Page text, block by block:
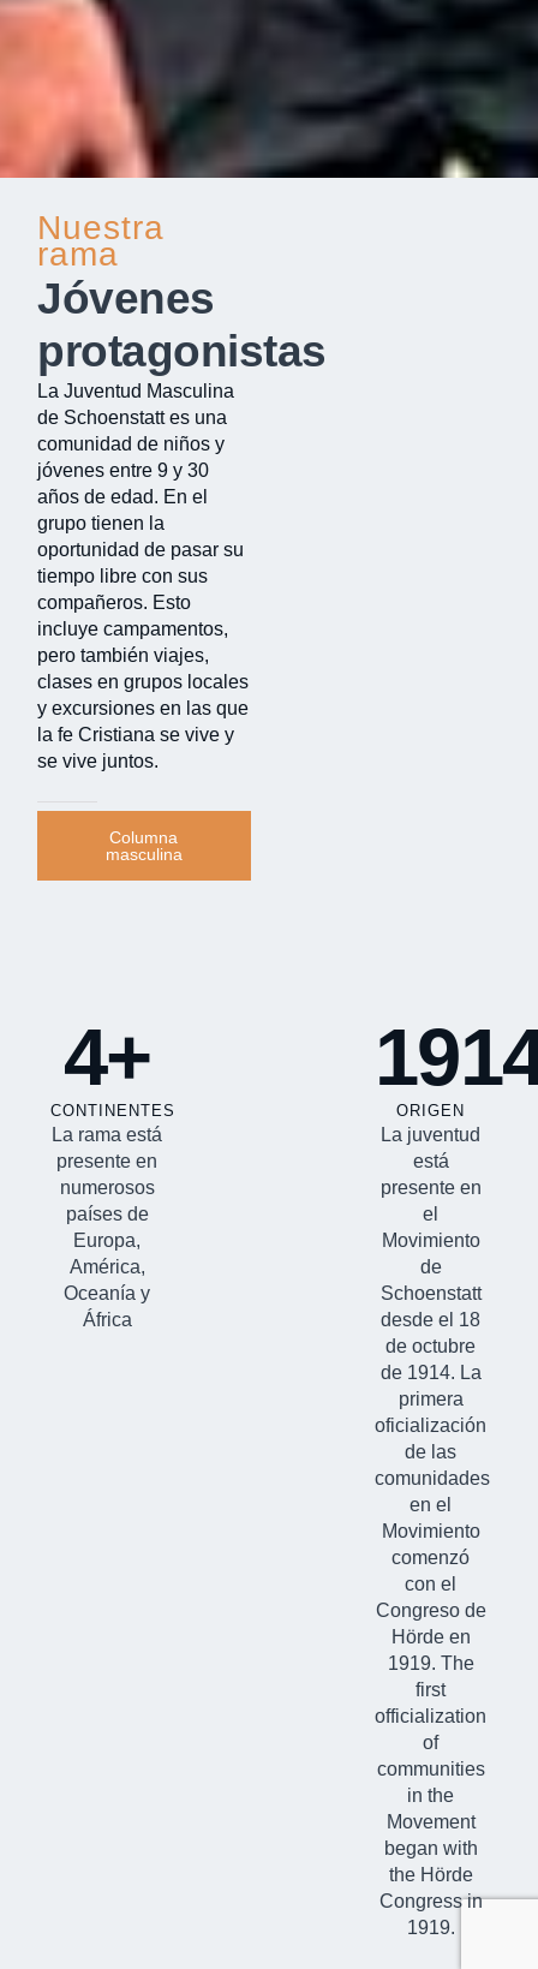
Nuestra
rama
Jóvenes
protagonistas
La Juventud Masculina
de Schoenstatt es una
comunidad de niños y
jóvenes entre 9 y 30
años de edad. En el
grupo tienen la
oportunidad de pasar su
tiempo libre con sus
compañeros. Esto
incluye campamentos,
pero también viajes,
clases en grupos locales
y excursiones en las que
la fe Cristiana se vive y
se vive juntos.
Columna
masculina
4+
CONTINENTES
La rama está
presente en
numerosos
países de
Europa,
América,
Oceanía y
África
ORIGEN
La juventud
está
presente en
el
Movimiento
de
Schoenstatt
desde el 18
de octubre
de 1914. La
primera
oficialización
de las
comunidades
en el
Movimiento
comenzó
con el
Congreso de
Hörde en
1919. The
first
officialization
of
communities
in the
Movement
began with
the Hörde
Congress in
1919.